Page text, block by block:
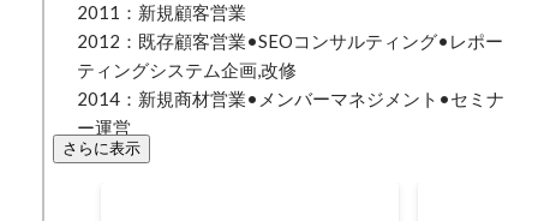
2011：新規顧客営業
2012：既存顧客営業•SEOコンサルティング•レポー
ティングシステム企画,改修
2014：新規商材営業•メンバーマネジメント•セミナ
ー運営
さらに表示